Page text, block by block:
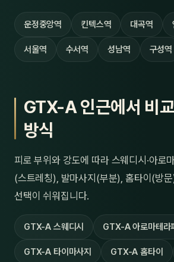
운정중앙역 킨텍스역 대곡역
서울역 수서역 성남역 구성역
GTX-A 인근에서 비
방식
피로 부위와 강도에 따라 스웨디시·아로
(스트레칭), 발마사지(부분), 홈타이(방
선택이 쉬워집니다.
GTX-A 스웨디시 GTX-A 아로마테라
GTX-A 타이마사지 GTX-A 홈타이